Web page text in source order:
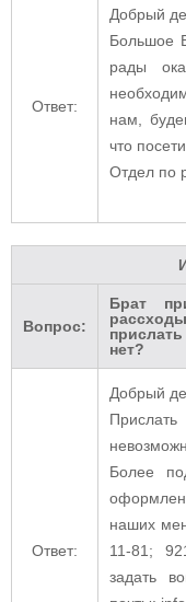
Ответ:
Добрый
Большое
рады
нам,
что
Отдел по
Вопрос:
Брат
нет?
Ответ:
Добрый
Более
наших
11-81;
задать